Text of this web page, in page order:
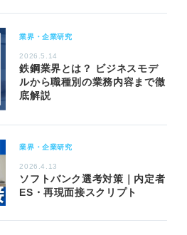
業界・企業研究
2026.5.14
鉄鋼業界とは？ ビジネスモデ
ルから職種別の業務内容まで徹
底解説
業界・企業研究
2026.4.13
ソフトバンク選考対策｜内定者
ES・再現面接スクリプト